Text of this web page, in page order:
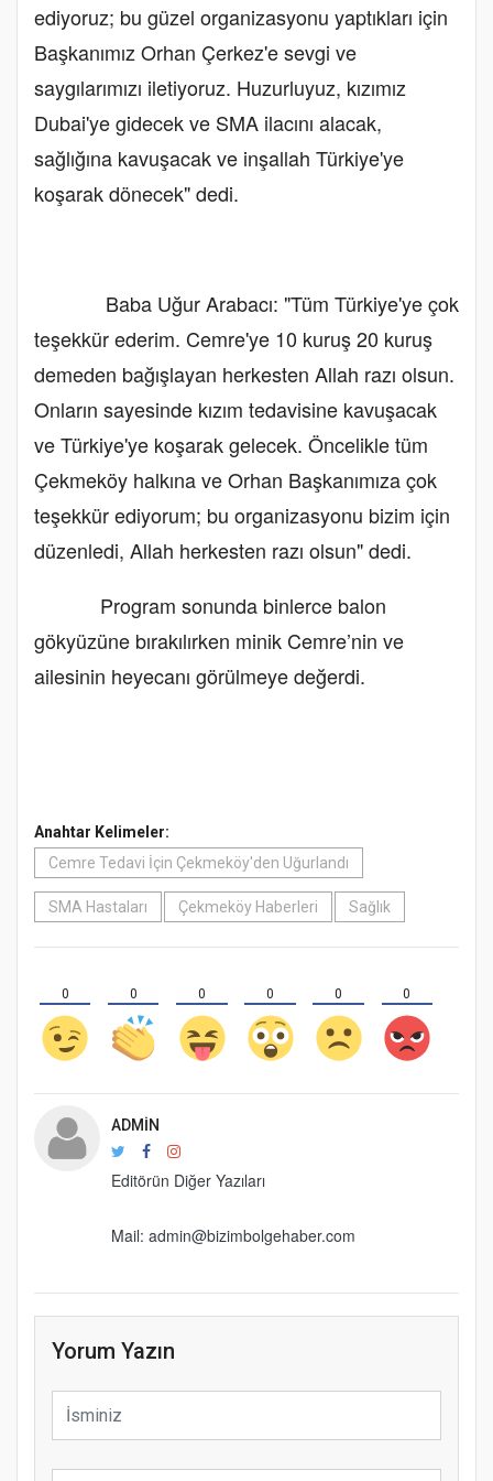
ediyoruz; bu güzel organizasyonu yaptıkları için
Başkanımız Orhan Çerkez'e sevgi ve
saygılarımızı iletiyoruz. Huzurluyuz, kızımız
Dubai'ye gidecek ve SMA ilacını alacak,
sağlığına kavuşacak ve inşallah Türkiye'ye
koşarak dönecek" dedi.
Baba Uğur Arabacı: "Tüm Türkiye'ye çok
teşekkür ederim. Cemre'ye 10 kuruş 20 kuruş
demeden bağışlayan herkesten Allah razı olsun.
Onların sayesinde kızım tedavisine kavuşacak
ve Türkiye'ye koşarak gelecek. Öncelikle tüm
Çekmeköy halkına ve Orhan Başkanımıza çok
teşekkür ediyorum; bu organizasyonu bizim için
düzenledi, Allah herkesten razı olsun" dedi.
Program sonunda binlerce balon
gökyüzüne bırakılırken minik Cemre’nin ve
ailesinin heyecanı görülmeye değerdi.
Anahtar Kelimeler:
Cemre Tedavi İçin Çekmeköy'den Uğurlandı
SMA Hastaları Çekmeköy Haberleri Sağlık
0 0 0 0 0 0
ADMIN
Editörün Diğer Yazıları
Mail: admin@bizimbolgehaber.com
Yorum Yazın